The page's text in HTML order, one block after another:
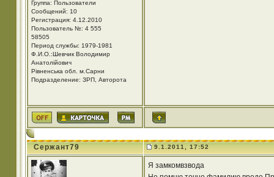
Группа: Пользователи
Сообщений: 10
Регистрация: 4.12.2010
Пользователь №: 4 555
58505
Период службы: 1979-1981
Ф.И.О.:Шевчик Володимир
Анатолійович
Рівненська обл. м.Сарни
Подразделение: ЗРП, Авторота
Сержант79 9.1.2011, 17:52
Я замкомвзвода